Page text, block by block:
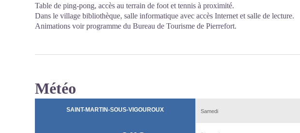
Table de ping-pong, accès au terrain de foot et tennis à proximité.
Dans le village bibliothèque, salle informatique avec accès Internet et salle de lecture.
Animations voir programme du Bureau de Tourisme de Pierrefort.
Météo